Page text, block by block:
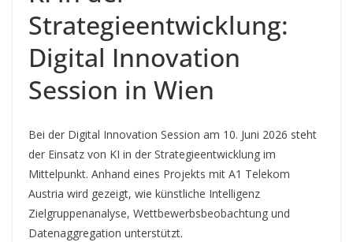
Strategieentwicklung:
Digital Innovation
Session in Wien
Bei der Digital Innovation Session am 10. Juni 2026 steht
der Einsatz von KI in der Strategieentwicklung im
Mittelpunkt. Anhand eines Projekts mit A1 Telekom
Austria wird gezeigt, wie künstliche Intelligenz
Zielgruppenanalyse, Wettbewerbsbeobachtung und
Datenaggregation unterstützt.